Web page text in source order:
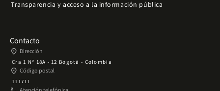
Transparencia y acceso a la información pública
Contacto
place Dirección
Cra 1 Nº 18A - 12 Bogotá - Colombia
place Código postal
111711